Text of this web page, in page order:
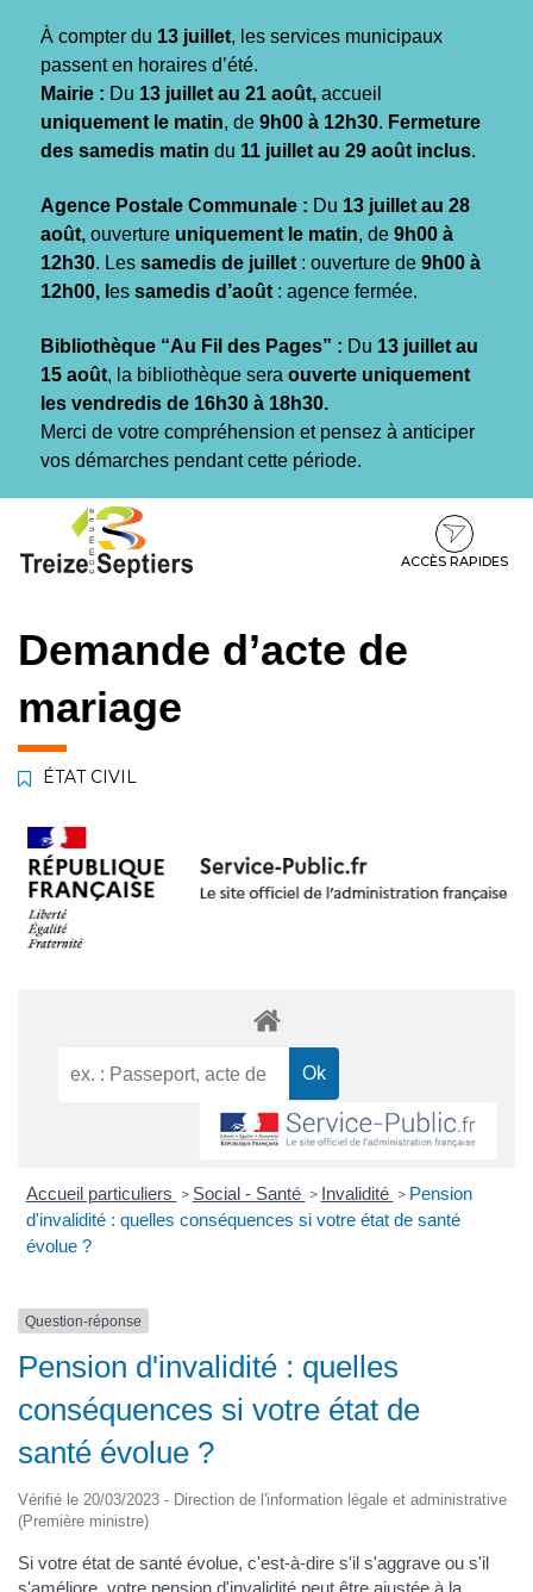
À compter du 13 juillet, les services municipaux
passent en horaires d’été.
Mairie : Du 13 juillet au 21 août, accueil
uniquement le matin, de 9h00 à 12h30. Fermeture
des samedis matin du 11 juillet au 29 août inclus.
Agence Postale Communale : Du 13 juillet au 28
août, ouverture uniquement le matin, de 9h00 à
12h30. Les samedis de juillet : ouverture de 9h00 à
12h00, l es samedis d’août : agence fermée.
Bibliothèque “Au Fil des Pages” : Du 13 juillet au
15 août, la bibliothèque sera ouverte uniquement
les vendredis de 16h30 à 18h30.
Merci de votre compréhension et pensez à anticiper
vos démarches pendant cette période.
contenu
pied
ACCÈS RAPIDES
Demande d’acte de
mariage
ÉTAT CIVIL
Accueil particuliers > Social - Santé > Invalidité > Pension
d'invalidité : quelles conséquences si votre état de santé
évolue ?
Question-réponse
Pension d'invalidité : quelles
conséquences si votre état de
santé évolue ?
Vérifié le 20/03/2023 - Direction de l'information légale et administrative
(Première ministre)
Si votre état de santé évolue, c'est-à-dire s'il s'aggrave ou s'il
s'améliore, votre pension d'invalidité peut être ajustée à la